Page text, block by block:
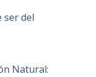
ser del
Natural: